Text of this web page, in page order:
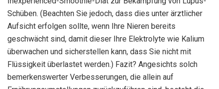
Schüben. (Beachten Sie jedoch, dass dies unter ärztlicher
Aufsicht erfolgen sollte, wenn Ihre Nieren bereits
geschwächt sind, damit dieser Ihre Elektrolyte wie Kalium
überwachen und sicherstellen kann, dass Sie nicht mit
Flüssigkeit überlastet werden.) Fazit? Angesichts solch
bemerkenswerter Verbesserungen, die allein auf